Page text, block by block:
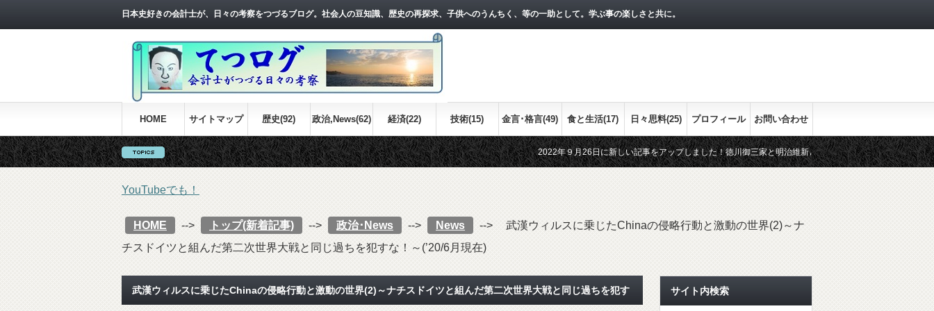
日本史好きの会計士が、日々の考察をつづるブログ。社会人の豆知識、歴史の再探求、子供へのうんちく、等の一助として。学ぶ事の楽しさと共に。
HOME サイトマップ 歴史(92) 政治,News(62) 経済(22) 技術(15) 金言･格言(49) 食と生活(17) 日々思料(25) プロフィール お問い合わせ
2022年９月26日に新しい記事をアップしました！徳川御三家と明治維新との関わりをまとめます。最終回の今回は、紀州
江戸時代の世界情勢について、おおまかな流れをシリーズで！
経済指標として押さえておきたい３つの経済指
YouTubeでも！
HOME --> トップ(新着記事) --> 政治･News --> News -->
武漢ウィルスに乗じたChinaの侵略行動と激動の世界(2)～ナ
チスドイツと組んだ第二次世界大戦と同じ過ちを犯すな！～(’20/6月現在)
武漢ウィルスに乗じたChinaの侵略行動と激動の世界(2)～ナチスドイツと組んだ第二次世界大戦と同じ過ちを犯す サイト内検索